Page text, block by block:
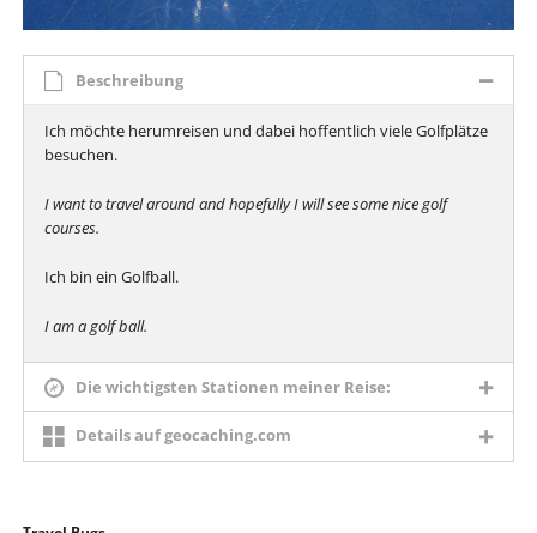
Beschreibung
Ich möchte herumreisen und dabei hoffentlich viele Golfplätze
besuchen.
I want to travel around and hopefully I will see some nice golf
courses.
Ich bin ein Golfball.
I am a golf ball.
Die wichtigsten Stationen meiner Reise:
Details auf geocaching.com